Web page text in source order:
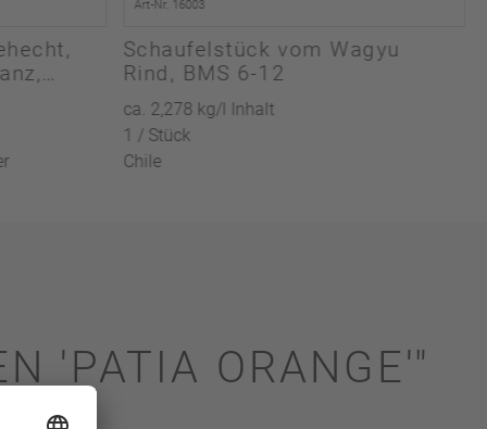
Art-Nr. 16003
Schaufelstück vom Wagyu
Rind, BMS 6-12
ca. 2,278 kg/l Inhalt
1 / Stück
Chile
'PATIA ORANGE'"